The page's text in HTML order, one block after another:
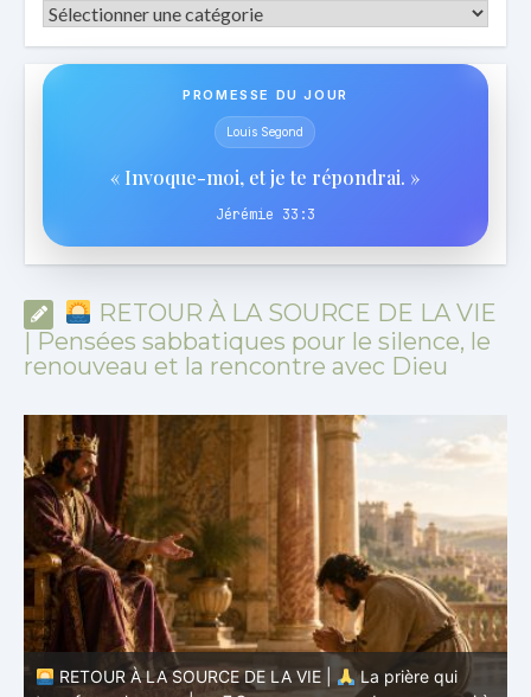
Catégories
PROMESSE DU JOUR
Louis Segond
« Invoque-moi, et je te répondrai. »
Jérémie 33:3
RETOUR À LA SOURCE DE LA VIE
| Pensées sabbatiques pour le silence, le
renouveau et la rencontre avec Dieu